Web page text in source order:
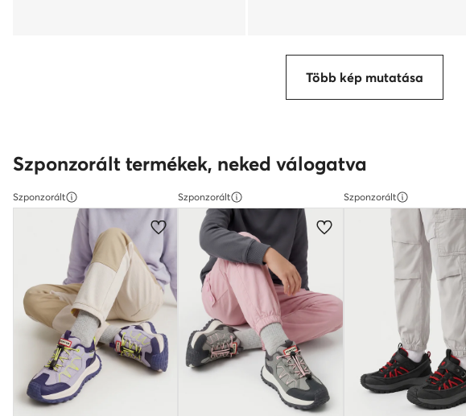
Több kép mutatása
Szponzorált termékek, neked válogatva
Szponzorált Szponzorált Szponzorált